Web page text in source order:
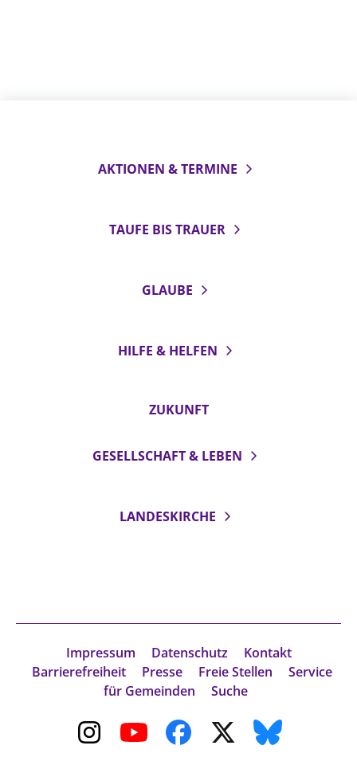
AKTIONEN & TERMINE
TAUFE BIS TRAUER
GLAUBE
HILFE & HELFEN
ZUKUNFT
GESELLSCHAFT & LEBEN
LANDESKIRCHE
Impressum Datenschutz
Kontakt
Barrierefreiheit
Presse Freie Stellen
Service
für Gemeinden
Suche